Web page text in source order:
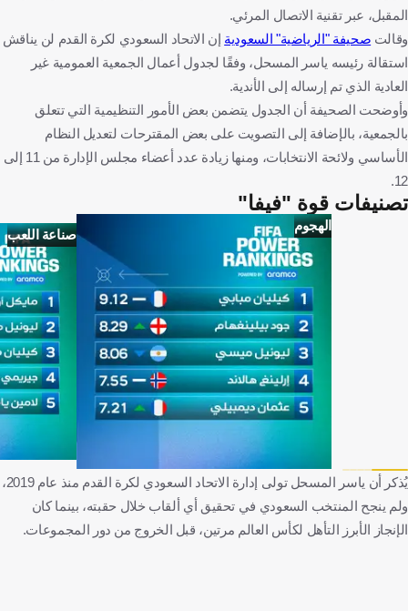
المقبل، عبر تقنية الاتصال المرئي.
وقالت صحيفة "الرياضية" السعودية إن الاتحاد السعودي لكرة القدم لن يناقش
استقالة رئيسه ياسر المسحل، وفقًا لجدول أعمال الجمعية العمومية غير
العادية الذي تم إرساله إلى الأندية.
وأوضحت الصحيفة أن الجدول يتضمن بعض الأمور التنظيمية التي تتعلق
بالجمعية، بالإضافة إلى التصويت على بعض المقترحات لتعديل النظام
الأساسي ولائحة الانتخابات، ومنها زيادة عدد أعضاء مجلس الإدارة من 11 إلى
12.
تصنيفات قوة "فيفا"
الهجوم
صناعة اللعب
يُذكر أن ياسر المسحل تولى إدارة الاتحاد السعودي لكرة القدم منذ عام 2019،
ولم ينجح المنتخب السعودي في تحقيق أي ألقاب خلال حقبته، بينما كان
الإنجاز الأبرز التأهل لكأس العالم مرتين، قبل الخروج من دور المجموعات.